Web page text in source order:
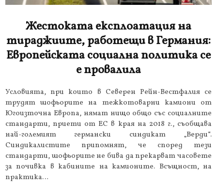
Жестоката експлоатация на
тираджиите, работещи в Германия:
Европейската социална политика се
е провалила
Условията, при които в Северен Рейн-Вестфалия се
трудят шофьорите на тежкотоварни камиони от
Югоизточна Европа, нямат нищо общо със социалните
стандарти, приети от ЕС в края на 2018 г., съобщава
най-големият германски синдикат „Верди“.
Синдикалистите припомнят, че според тези
стандарти, шофьорите не бива да прекарват часовете
за почивка в кабините на камионите. Всъщност, на
практика…